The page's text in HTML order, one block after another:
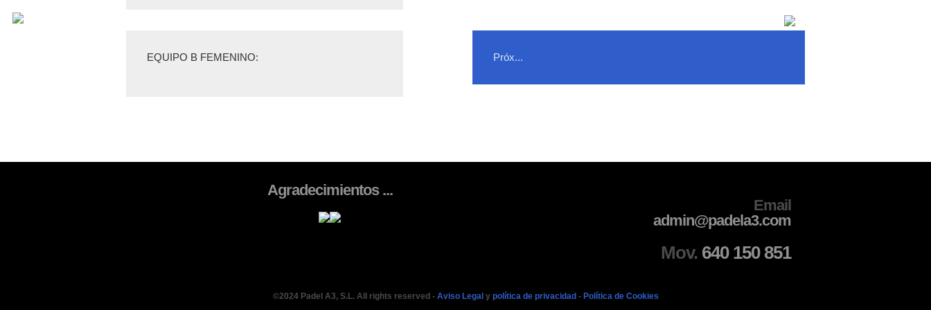
EQUIPO B FEMENINO: Próx...
Agradecimientos ...
Email
admin@padela3.com
Mov. 640 150 851
©2024 Padel A3, S.L. All rights reserved - Aviso Legal y política de privacidad - Política de Cookies